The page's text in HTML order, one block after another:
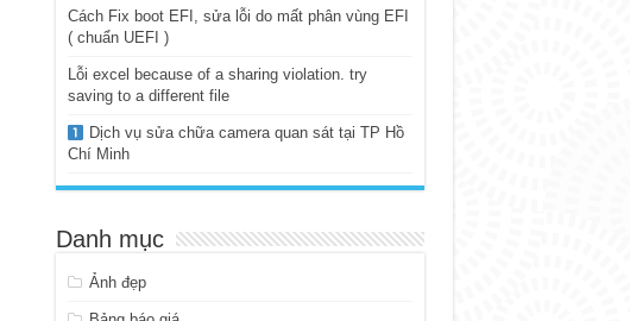
Cách Fix boot EFI, sửa lỗi do mất phân vùng EFI
( chuẩn UEFI )
Lỗi excel because of a sharing violation. try
saving to a different file
Dịch vụ sửa chữa camera quan sát tại TP Hồ
Chí Minh
Danh mục
Ảnh đẹp